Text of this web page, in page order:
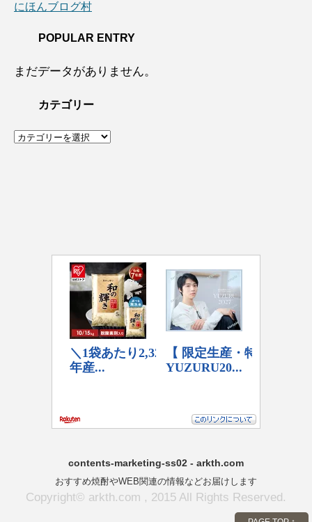
にほんブログ村
POPULAR ENTRY
まだデータがありません。
カテゴリー
カ
contents-marketing-ss02 - arkth.com
おすすめ焼酎やWEB関連の情報などお届けします
Copyright© arkth.com , 2015 All Rights Reserved.